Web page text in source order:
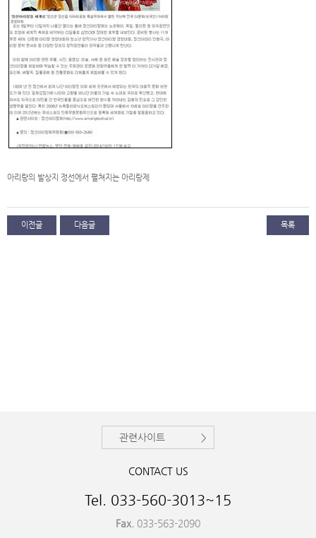
아리랑의 발상지 정선에서 펼쳐지는 아리랑제
이전글 다음글 목록
관련사이트
CONTACT US
Tel. 033-560-3013~15
Fax. 033-563-2090